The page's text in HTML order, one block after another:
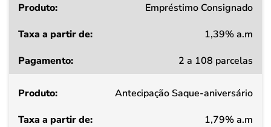
Produto
a
de
Empréstimo Consignado
1,39% a.m
2 a 108 parcelas
Antecipação Saque-aniversário
1,79% a.m